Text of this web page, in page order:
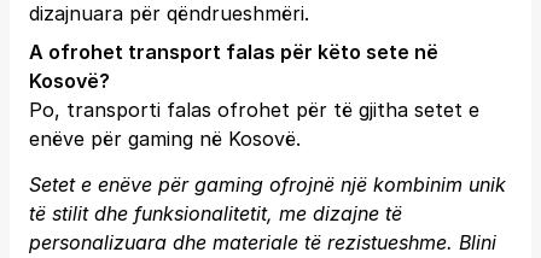
dizajnuara për qëndrueshmëri.
A ofrohet transport falas për këto sete në
Kosovë?
Po, transporti falas ofrohet për të gjitha setet e
enëve për gaming në Kosovë.
Setet e enëve për gaming ofrojnë një kombinim unik
të stilit dhe funksionalitetit, me dizajne të
personalizuara dhe materiale të rezistueshme. Blini